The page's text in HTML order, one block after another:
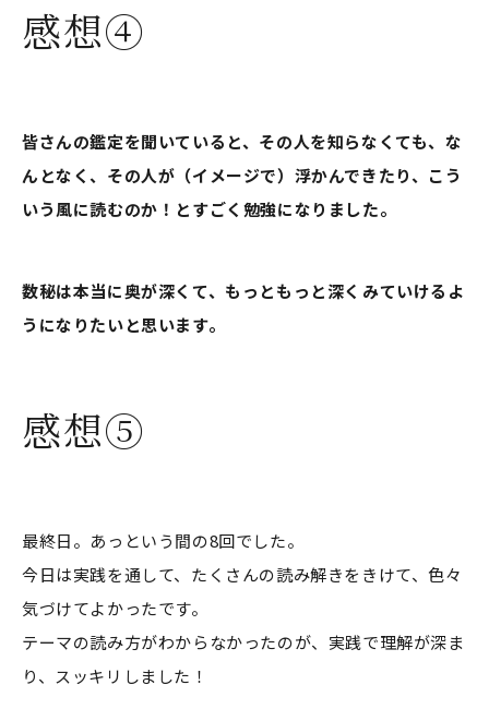
感想④
皆さんの鑑定を聞いていると、その人を知らなくても、な
んとなく、その人が（イメージで）浮かんできたり、こう
いう風に読むのか！とすごく勉強になりました。
数秘は本当に奥が深くて、もっともっと深くみていけるよ
うになりたいと思います。
感想⑤
最終日。あっという間の8回でした。
今日は実践を通して、たくさんの読み解きをきけて、色々
気づけてよかったです。
テーマの読み方がわからなかったのが、実践で理解が深ま
り、スッキリしました！